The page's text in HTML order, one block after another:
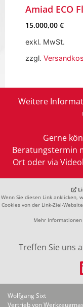
Amiad ECO
15.000,00 €
exkl. MwSt.
zzgl.
Weitere
Gerne
Beratungstermin
Ort oder via
Wenn Sie diesen Link anklicken,
Cookies von der Link-Ziel-
Mehr
Treffen Sie uns
Wolfgang Sixt
Vertrieb von